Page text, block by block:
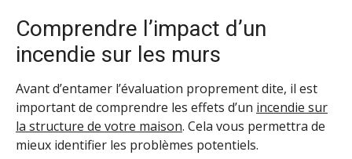
Comprendre l’impact d’un
incendie sur les murs
Avant d’entamer l’évaluation proprement dite, il est
important de comprendre les effets d’un incendie sur
la structure de votre maison. Cela vous permettra de
mieux identifier les problèmes potentiels.